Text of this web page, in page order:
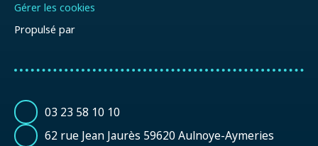
Gérer les cookies
Propulsé par
03 23 58 10 10
62 rue Jean Jaurès 59620 Aulnoye-Aymeries